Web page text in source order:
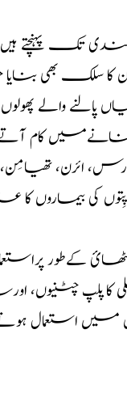
کےدرخت 100 فٹ کی
کا سلک بھی
پالنے والے
بنانےمیں کام
ائرن، تھیامِن،
کی بیماروں
پراستعمال
کا پلپ چٹنیوں،
استعمال ہوتے